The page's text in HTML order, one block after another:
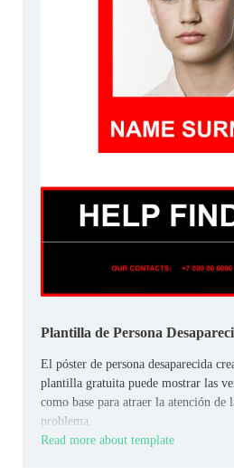
Plantilla de Persona
El póster de persona desaparecida
plantilla gratuita puede mostrar las
como base para atraer la atención de
problema.
Read more about template